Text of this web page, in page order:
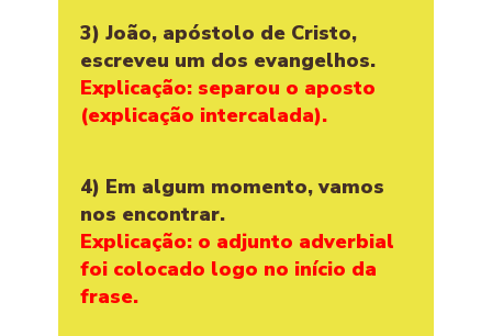
3) João, apóstolo de Cristo,
escreveu um dos evangelhos.
Explicação: separou o aposto
(explicação intercalada).
4) Em algum momento, vamos
nos encontrar.
Explicação: o adjunto adverbial
foi colocado logo no início da
frase.